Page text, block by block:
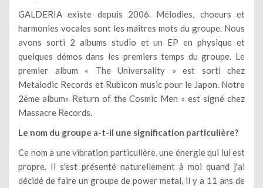
GALDERIA existe depuis 2006. Mélodies, choeurs et
harmonies vocales sont les maîtres mots du groupe. Nous
avons sorti 2 albums studio et un EP en physique et
quelques démos dans les premiers temps du groupe. Le
premier album « The Universality » est sorti chez
Metalodic Records et Rubicon music pour le Japon. Notre
2ème album« Return of the Cosmic Men » est signé chez
Massacre Records.
Le nom du groupe a-t-il une signification particulière?
Ce nom a une vibration particulière, une énergie qui lui est
propre. Il s'est présenté naturellement à moi quand j'ai
décidé de faire un groupe de power metal, il y a 11 ans de